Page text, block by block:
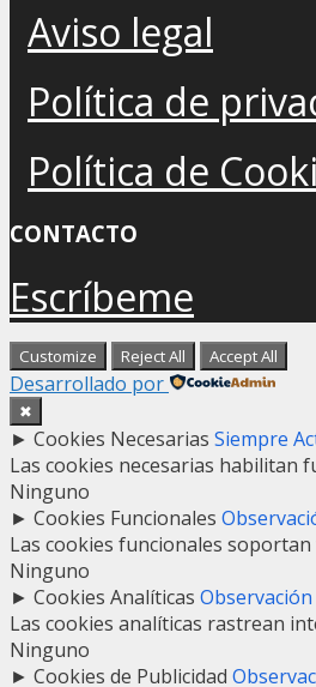
Aviso legal
Política de
Política de
CONTACTO
Escríbeme
Customize Reject All Accept All
Desarrollado por
✖
► Cookies Necesarias Siempre
Las cookies necesarias habilitan
Ninguno
► Cookies Funcionales
Las cookies funcionales
Ninguno
► Cookies Analíticas Observación
Las cookies analíticas rastrean
Ninguno
► Cookies de Publicidad